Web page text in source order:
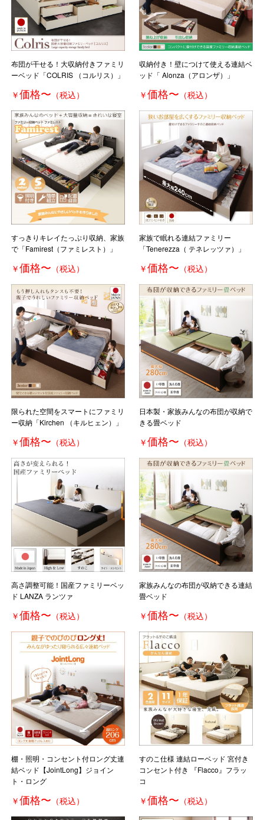
布団が干せる！大収納付きファミリ
ーベッド「COLRIS （コルリス）」
￥価格〜 （税込）
収納付き！壁につけて使える連結ベ
ッド「 Alonza（アロンザ）」
￥価格〜 （税込）
すっきりキレイたっぷり収納、家族
で「Famirest（ファミレスト）」
￥価格〜 （税込）
家族で眠れる連結ファミリー
「Tenerezza（ テネレッツァ）」
￥価格〜 （税込）
限られた空間をスマートにファミリ
ー収納「Kirchen （キルヒェン）」
￥価格〜 （税込）
日本製・家族みんなの布団が収納で
きる畳ベッド
￥価格〜 （税込）
高さ調整可能！国産ファミリーベッ
ド LANZA ランツァ
￥価格〜 （税込）
家族みんなの布団が収納できる連結
畳ベッド
￥価格〜 （税込）
棚・照明・コンセント付ロング丈連
結ベッド【JointLong】ジョイン
ト・ロング
￥価格〜 （税込）
すのこ仕様 連結ローベッド 宮付き
コンセント付き 『Flacco』フラッ
コ
￥価格〜 （税込）